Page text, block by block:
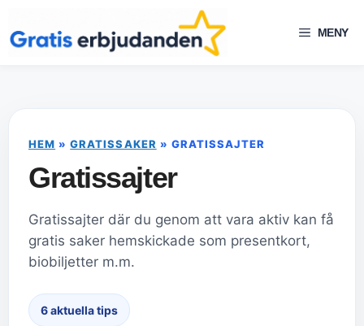
till
innehåll
MENY
HEM »GRATISSAKER » GRATISSAJTER
Gratissajter
Gratissajter där du genom att vara aktiv kan få
gratis saker hemskickade som presentkort,
biobiljetter m.m.
6 aktuella tips